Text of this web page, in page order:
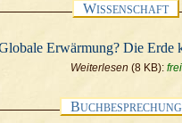
WISSENSCHAFT
Erwärmung? Die Erde
Weiterlesen (8 KB): frei
BUCHBESPRECHUNG